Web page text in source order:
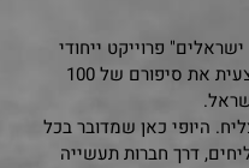
פרוייקט ייחודי
שמפגיש בצורה אותנטית ובלתי אמצעית את סיפורם של 100
היופי כאן שמדובר בכל
דרך חברות תעשייה